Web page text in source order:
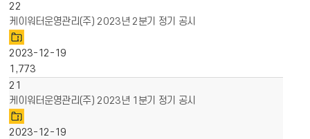
22
케이워터운영관리(주) 2023년 2분기 정기 공시
2023-12-19
1,773
21
케이워터운영관리(주) 2023년 1분기 정기 공시
2023-12-19